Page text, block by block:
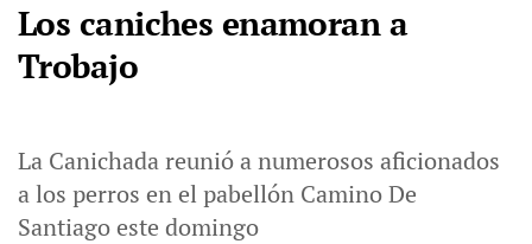
Los caniches enamoran a
Trobajo
La Canichada reunió a numerosos aficionados
a los perros en el pabellón Camino De
Santiago este domingo